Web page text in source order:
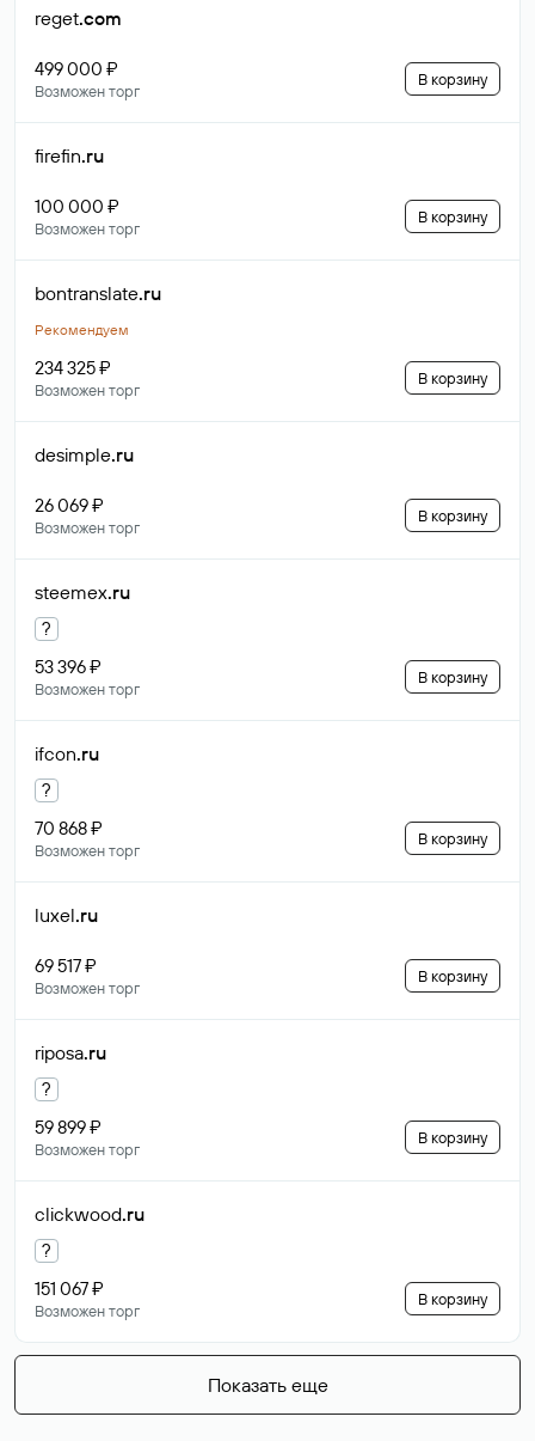
reget.com
499 000 ₽
Возможен торг
В корзину
firefin.ru
100 000 ₽
Возможен торг
В корзину
bontranslate.ru
Рекомендуем
234 325 ₽
Возможен торг
В корзину
desimple.ru
26 069 ₽
Возможен торг
В корзину
steemex.ru
?
53 396 ₽
Возможен торг
В корзину
ifcon.ru
?
70 868 ₽
Возможен торг
В корзину
luxel.ru
69 517 ₽
Возможен торг
В корзину
riposa.ru
?
59 899 ₽
Возможен торг
В корзину
clickwood.ru
?
151 067 ₽
Возможен торг
В корзину
Показать еще